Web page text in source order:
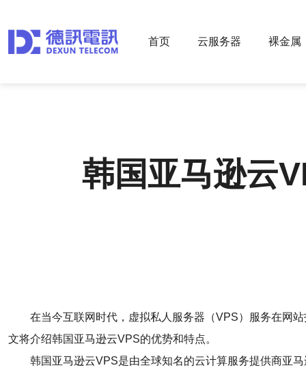
首页 云服务器 裸金属
韩国亚马逊云
在当今互联网时代，虚拟私人服务器（VPS）服务在网
文将介绍韩国亚马逊云VPS的优势和特点。
韩国亚马逊云VPS是由全球知名的云计算服务提供商亚